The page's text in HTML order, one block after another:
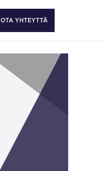
OTA YHTEYTTÄ